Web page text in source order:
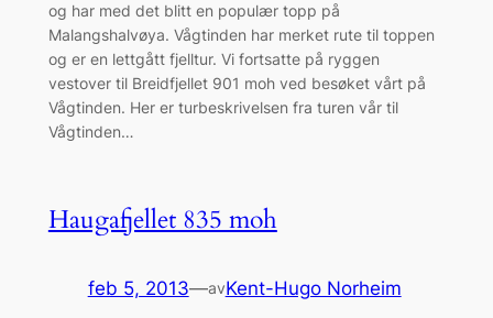
og har med det blitt en populær topp på
Malangshalvøya. Vågtinden har merket rute til toppen
og er en lettgått fjelltur. Vi fortsatte på ryggen
vestover til Breidfjellet 901 moh ved besøket vårt på
Vågtinden. Her er turbeskrivelsen fra turen vår til
Vågtinden…
Haugafjellet 835 moh
feb 5, 2013—avKent-Hugo Norheim